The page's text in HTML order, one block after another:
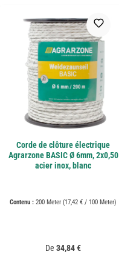
Corde de clôture électrique
Agrarzone BASIC Ø 6mm, 2x0,50
acier inox, blanc
Contenu : 200 Meter (17,42 € / 100 Meter)
Prix régulier :
De 34,84 €